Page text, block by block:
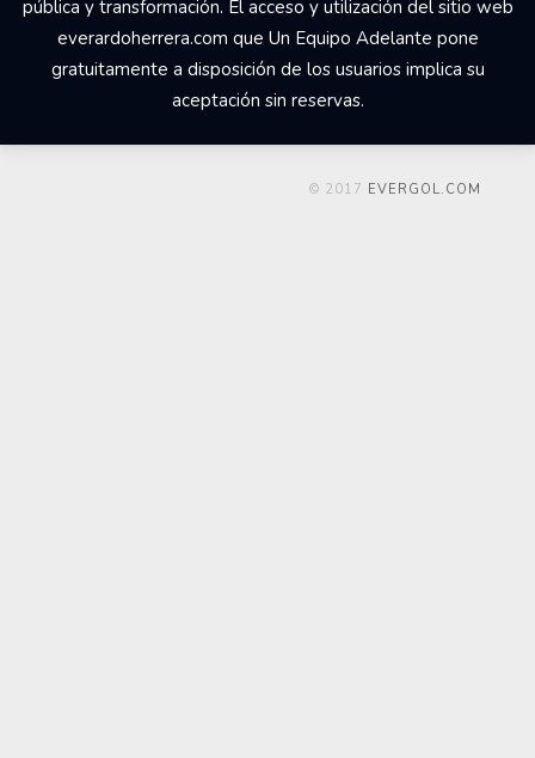
pública y transformación. El acceso y utilización del sitio web
everardoherrera.com que Un Equipo Adelante pone
gratuitamente a disposición de los usuarios implica su
aceptación sin reservas.
© 2017 EVERGOL.COM